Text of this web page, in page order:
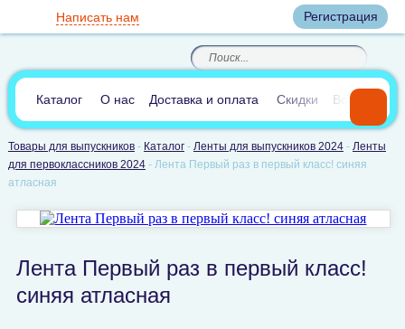
Регистрация
8(812)385-66-65
8(905) 700-70-04
По России звонок
бесплатный
(круглосуточно)
Написать нам
В сравнении:0
Каталог О нас Доставка и оплата Скидки Вопросы и
Товары для выпускников- Каталог- Ленты для выпускников 2024- Ленты
для первоклассников 2024- Лента Первый раз в первый класс! синяя
атласная
Лента Первый раз в первый класс!
синяя атласная